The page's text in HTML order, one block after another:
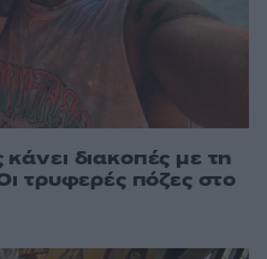
διακοπές με τη
τρυφερές πόζες στο